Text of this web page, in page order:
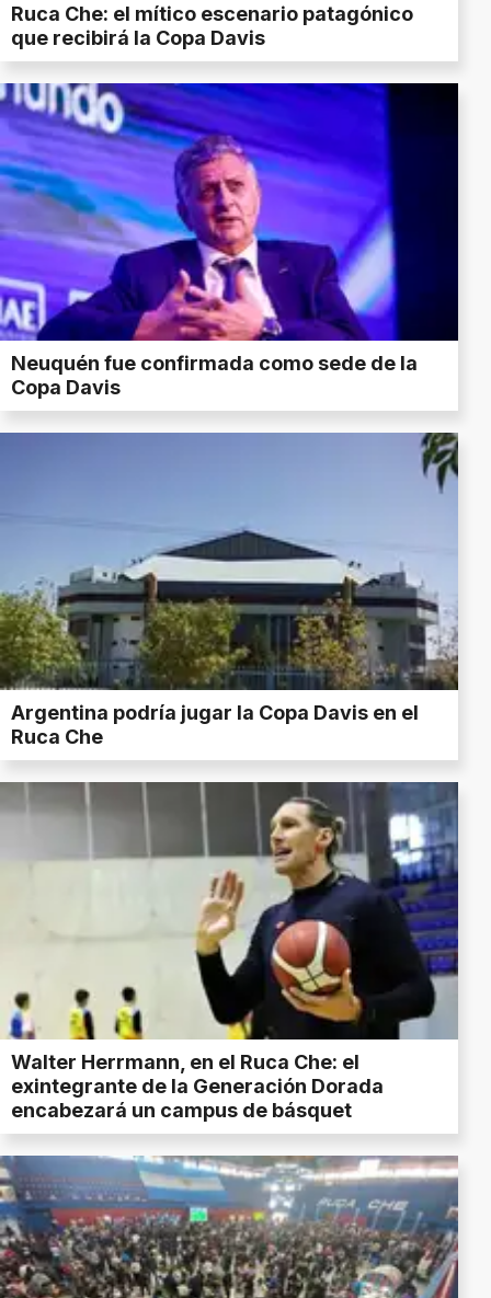
Ruca Che: el mítico escenario patagónico
que recibirá la Copa Davis
Neuquén fue confirmada como sede de la
Copa Davis
Argentina podría jugar la Copa Davis en el
Ruca Che
Walter Herrmann, en el Ruca Che: el
exintegrante de la Generación Dorada
encabezará un campus de básquet